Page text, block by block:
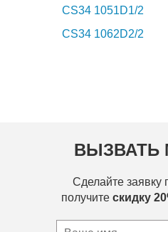
CS34 1051D1/2
CS34 1062D2/2
ВЫЗВАТЬ
Сделайте заявку
получите скидку